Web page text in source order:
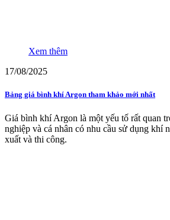
Xem thêm
17/08/2025
Bảng giá bình khí Argon tham khảo mới nhất
Giá bình khí Argon là một yếu tố rất quan
nghiệp và cá nhân có nhu cầu sử dụng khí
xuất và thi công.